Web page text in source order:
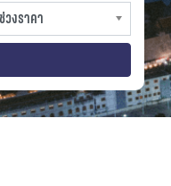
วงราคา